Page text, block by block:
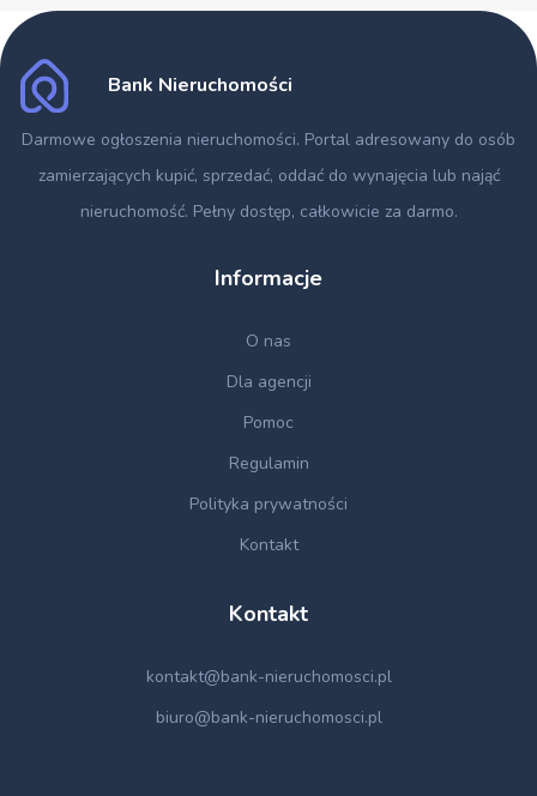
Bank Nieruchomości
Darmowe ogłoszenia nieruchomości. Portal adresowany do osób
zamierzających kupić, sprzedać, oddać do wynajęcia lub nająć
nieruchomość. Pełny dostęp, całkowicie za darmo.
Informacje
O nas
Dla agencji
Pomoc
Regulamin
Polityka prywatności
Kontakt
Kontakt
kontakt@bank-nieruchomosci.pl
biuro@bank-nieruchomosci.pl